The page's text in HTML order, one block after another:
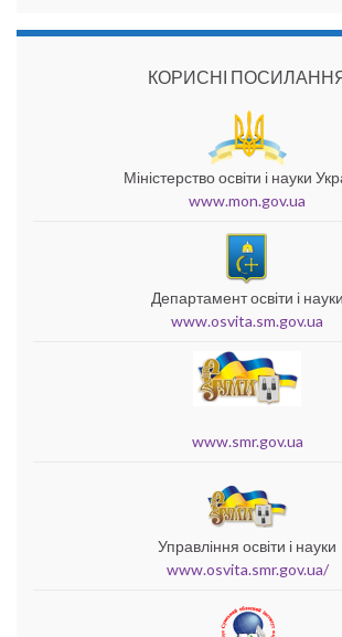
КОРИСНІ
Міністерство освіти і науки
www.mon.gov.ua
Департамент освіти і науки
www.osvita.sm.gov.ua
www.smr.gov.ua
Управління освіти і науки
www.osvita.smr.gov.ua/